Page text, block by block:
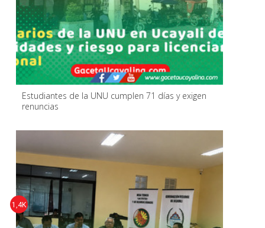
Estudiantes de la UNU cumplen 71 días y exigen
renuncias
1,4K